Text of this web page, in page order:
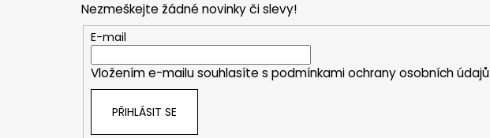
Nezmeškejte žádné novinky či slevy!
E-mail
Vložením e-mailu souhlasíte s podmínkami ochrany osobních údajů
PŘIHLÁSIT SE